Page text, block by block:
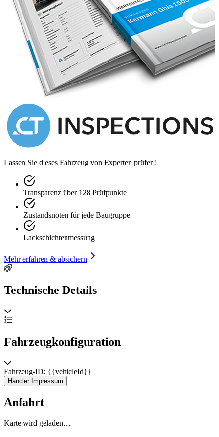
**Engine: **6 cylinder in line
**Engine capacity: **4476 cc.
**Weight: **1300 kg.
**Transmission: **4 speed manual
Options & accessories
Retrotrip twinmaster
Tonneaucovers front and rear
Lassen Sie dieses Fahrzeug von Experten prüfen!
Transparenz über 128 Prüfpunkte
Zustandsnoten für jede Baugruppe
Lackschichtenmessung
Mehr erfahren & absichern
Technische Details
Fahrzeugkonfiguration
Fahrzeug-ID: {{vehicleId}}
Händler Impressum
Anfahrt
Karte wird geladen…